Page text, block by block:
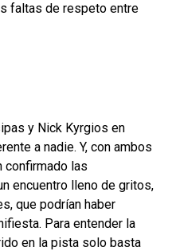
faltas de respeto entre
y Nick Kyrgios en
a nadie. Y, con ambos
confirmado las
encuentro lleno de gritos,
que podrían haber
Para entender la
en la pista solo basta